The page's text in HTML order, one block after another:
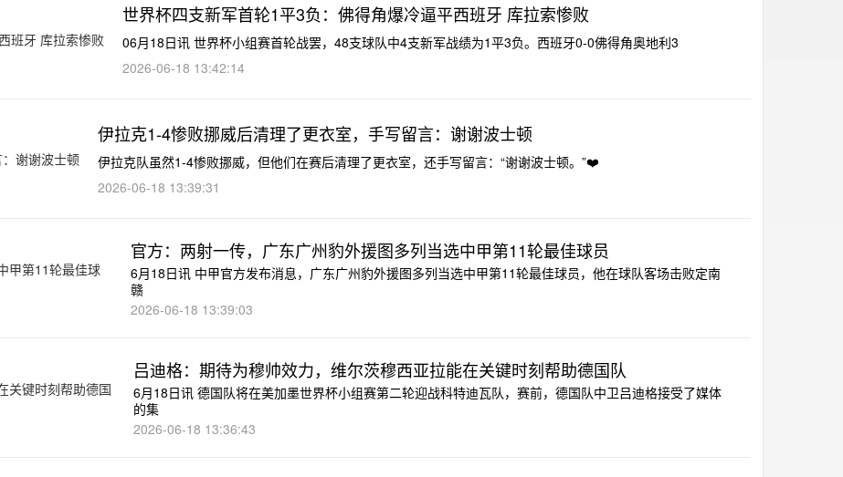
世界杯四支新军首轮1平3负：佛得角爆冷逼平西班牙 库拉索惨败
06月18日讯 世界杯小组赛首轮战罢，48支球队中4支新军战绩为1平3负。西班牙0-0佛得角奥地利3
2026-06-18 13:42:14
伊拉克1-4惨败挪威后清理了更衣室，手写留言：谢谢波士顿
伊拉克队虽然1-4惨败挪威，但他们在赛后清理了更衣室，还手写留言：“谢谢波士顿。”❤️
2026-06-18 13:39:31
官方：两射一传，广东广州豹外援图多列当选中甲第11轮最佳球员
6月18日讯 中甲官方发布消息，广东广州豹外援图多列当选中甲第11轮最佳球员，他在球队客场击败定南
赣
2026-06-18 13:39:03
吕迪格：期待为穆帅效力，维尔茨穆西亚拉能在关键时刻帮助德国队
6月18日讯 德国队将在美加墨世界杯小组赛第二轮迎战科特迪瓦队，赛前，德国队中卫吕迪格接受了媒体
的集
2026-06-18 13:36:43